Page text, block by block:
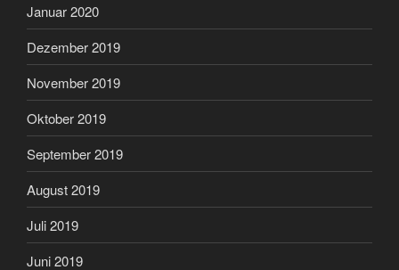
Januar 2020
Dezember 2019
November 2019
Oktober 2019
September 2019
August 2019
Juli 2019
Juni 2019